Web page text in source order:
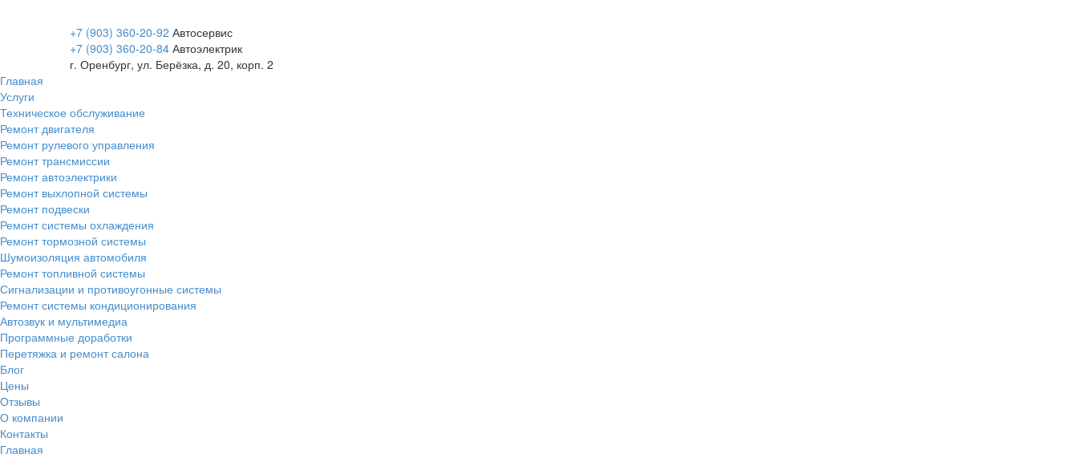
+7 (903) 360-20-92 Автосервис
+7 (903) 360-20-84 Автоэлектрик
г. Оренбург, ул. Берёзка, д. 20, корп. 2
Главная
Услуги
Техническое обслуживание
Ремонт двигателя
Ремонт рулевого управления
Ремонт трансмиссии
Ремонт автоэлектрики
Ремонт выхлопной системы
Ремонт подвески
Ремонт системы охлаждения
Ремонт тормозной системы
Шумоизоляция автомобиля
Ремонт топливной системы
Сигнализации и противоугонные системы
Ремонт системы кондиционирования
Автозвук и мультимедиа
Программные доработки
Перетяжка и ремонт салона
Блог
Цены
Отзывы
О компании
Контакты
Главная